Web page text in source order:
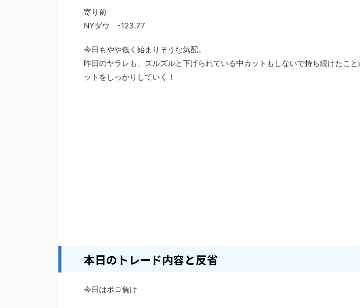
寄り前
NYダウ -123.77
今日もやや低く始まりそうな気配。
昨日のヤラレも、ズルズルと下げられている中カットもしないで持ち続けたこ
ットをしっかりしていく！
本日のトレード内容と反省
今日はボロ負け